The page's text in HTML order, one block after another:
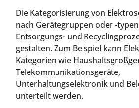
Die Kategorisierung von
nach Gerätegruppen oder -
Entsorgungs- und
gestalten. Zum Beispiel kann
Kategorien wie
Telekommunikationsgeräte,
Unterhaltungselektronik und
unterteilt werden.